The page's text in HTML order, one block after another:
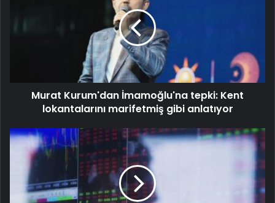
Murat Kurum'dan İmamoğlu'na tepki: Kent
lokantalarını marifetmiş gibi anlatıyor